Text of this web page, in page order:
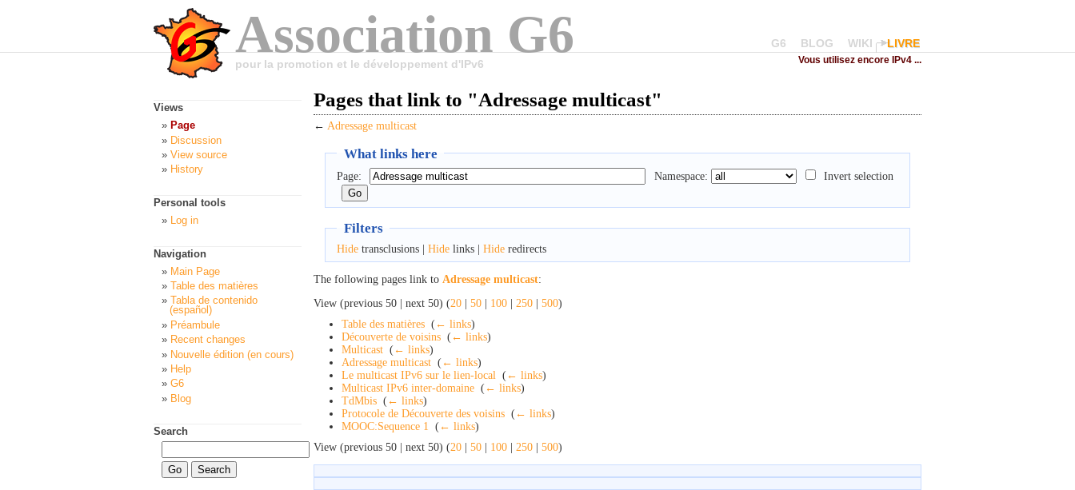
Association G6
pour la promotion et le développement d'IPv6
G6 BLOG WIKI LIVRE
Vous utilisez encore IPv4 ...
Pages that link to "Adressage multicast"
← Adressage multicast
What links here
Page: Namespace: Invert selection
Filters
Hidetransclusions | Hidelinks | Hideredirects
The following pages link to Adressage multicast:
View (previous 50 | next 50) (20 | 50 | 100 | 250 | 500)
Table des matières ( ← links)
Découverte de voisins ( ← links)
Multicast ( ← links)
Adressage multicast ( ← links)
Le multicast IPv6 sur le lien-local ( ← links)
Multicast IPv6 inter-domaine ( ← links)
TdMbis ( ← links)
Protocole de Découverte des voisins ( ← links)
MOOC:Sequence 1
( ← links)
View (previous 50 | next 50) (20 | 50 | 100 | 250 | 500)
Views
Page
Discussion
View source
History
Personal tools
Log in
Navigation
Main Page
Table des matières
Tabla de contenido
(español)
Préambule
Recent changes
Nouvelle édition (en cours)
Help
G6
Blog
Search